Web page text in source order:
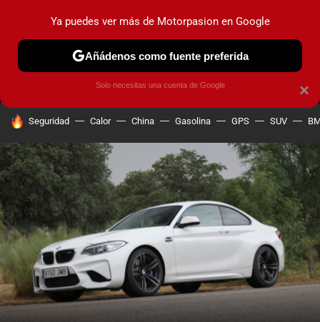
MENÚ NUEVO
COCHES ELÉCTRICOS OBSERVATORIO
HOY SE HABLA DE
Seguridad Calor China Gasolina GPS SUV
×
Ya puedes ver más de Motorpasion en Google
Añádenos como fuente preferida
Solo necesitas una cuenta de Google